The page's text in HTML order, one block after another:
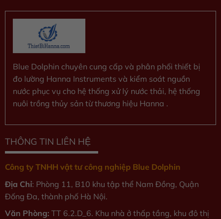
Blue Dolphin chuyên cung cấp và phân phối thiết bị
đo lường Hanna Instruments và kiểm soát nguồn
nước phục vụ cho hệ thống xử lý nước thải, hệ thống
nuôi trồng thủy sản từ thương hiệu Hanna .
THÔNG TIN LIÊN HỆ
Công ty TNHH vật tư công nghiệp Blue Dolphin
Địa Chỉ: Phòng 11, B10 khu tập thể Nam Đồng, Quận
Đống Đa, thành phố Hà Nội.
Văn Phòng: TT 6.2.D_6. Khu nhà ở thấp tầng, khu đô thị